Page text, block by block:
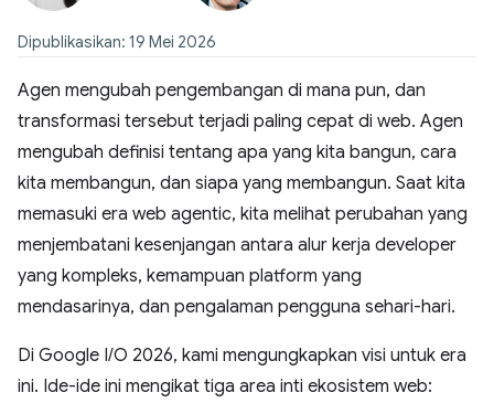
Dipublikasikan: 19 Mei 2026
Agen mengubah pengembangan di mana pun, dan
transformasi tersebut terjadi paling cepat di web. Agen
mengubah definisi tentang apa yang kita bangun, cara
kita membangun, dan siapa yang membangun. Saat kita
memasuki era web agentic, kita melihat perubahan yang
menjembatani kesenjangan antara alur kerja developer
yang kompleks, kemampuan platform yang
mendasarinya, dan pengalaman pengguna sehari-hari.
Di Google I/O 2026, kami mengungkapkan visi untuk era
ini. Ide-ide ini mengikat tiga area inti ekosistem web: